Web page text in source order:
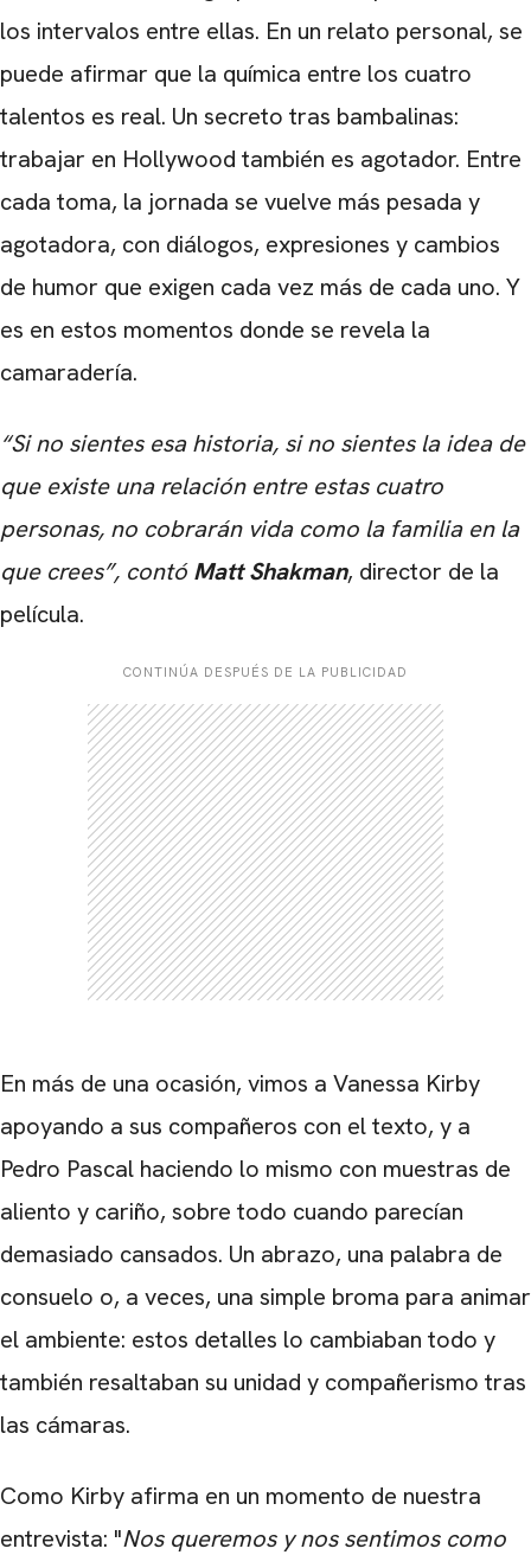
los intervalos entre ellas. En un relato personal, se
puede afirmar que la química entre los cuatro
talentos es real. Un secreto tras bambalinas:
trabajar en Hollywood también es agotador. Entre
cada toma, la jornada se vuelve más pesada y
agotadora, con diálogos, expresiones y cambios
de humor que exigen cada vez más de cada uno. Y
es en estos momentos donde se revela la
camaradería.
“Si no sientes esa historia, si no sientes la idea de
que existe una relación entre estas cuatro
personas, no cobrarán vida como la familia en la
que crees”, contó Matt Shakman, director de la
película.
CONTINÚA DESPUÉS DE LA PUBLICIDAD
En más de una ocasión, vimos a Vanessa Kirby
apoyando a sus compañeros con el texto, y a
Pedro Pascal haciendo lo mismo con muestras de
aliento y cariño, sobre todo cuando parecían
demasiado cansados. Un abrazo, una palabra de
consuelo o, a veces, una simple broma para animar
el ambiente: estos detalles lo cambiaban todo y
también resaltaban su unidad y compañerismo tras
las cámaras.
Como Kirby afirma en un momento de nuestra
entrevista: "Nos queremos y nos sentimos como
CARREGANDO PUBLICIDADE